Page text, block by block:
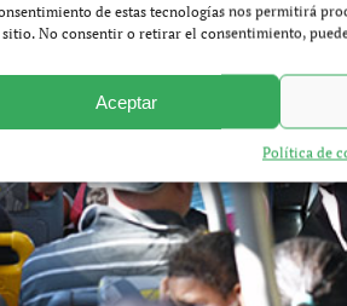
de estas tecnologías nos permitirá
sitio. No consentir o retirar el consentimiento,
Aceptar
Política de